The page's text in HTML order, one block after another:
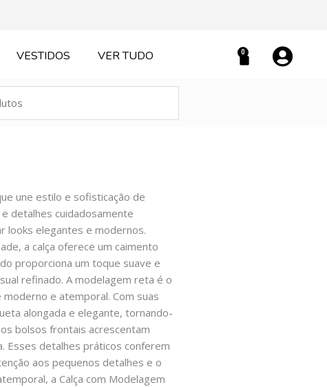
VESTIDOS VER TUDO 0
Carrinho
une estilo e sofisticação de
detalhes cuidadosamente
looks elegantes e modernos.
a calça oferece um caimento
proporciona um toque suave e
refinado. A modelagem reta é o
e atemporal. Com suas
alongada e elegante, tornando-
bolsos frontais acrescentam
Esses detalhes práticos conferem
aos pequenos detalhes e o
a Calça com Modelagem